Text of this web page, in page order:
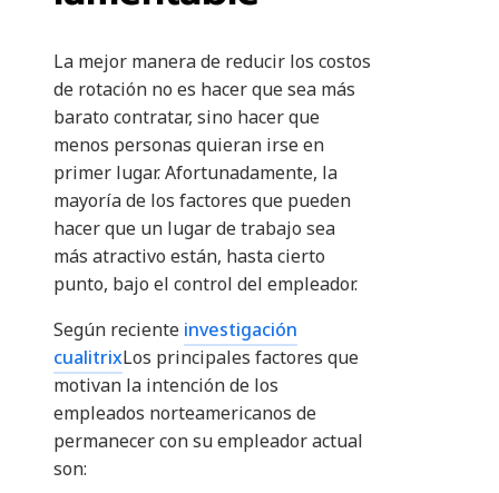
La mejor manera de reducir los costos
de rotación no es hacer que sea más
barato contratar, sino hacer que
menos personas quieran irse en
primer lugar. Afortunadamente, la
mayoría de los factores que pueden
hacer que un lugar de trabajo sea
más atractivo están, hasta cierto
punto, bajo el control del empleador.
Según reciente investigación
cualitrixLos principales factores que
motivan la intención de los
empleados norteamericanos de
permanecer con su empleador actual
son: